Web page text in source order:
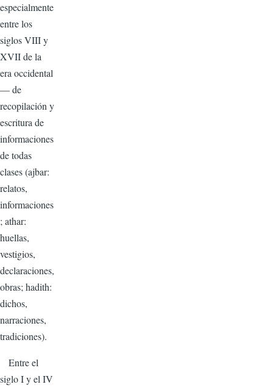
especialmente
entre los
siglos VIII y
XVII de la
era occidental
— de
recopilación y
escritura de
informaciones
de todas
clases (ajbar:
relatos,
informaciones
; athar:
huellas,
vestigios,
declaraciones,
obras; hadith:
dichos,
narraciones,
tradiciones).
Entre el
siglo I y el IV